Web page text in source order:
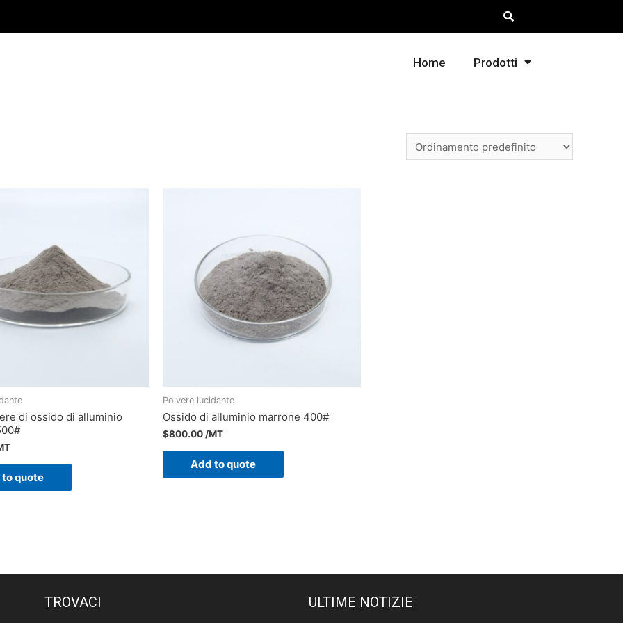
Home Prodotti
di ossido di alluminio
quote
Polvere lucidante
Ossido di alluminio marrone 400#
$800.00/MT
Add to quote
TROVACI ULTIME NOTIZIE